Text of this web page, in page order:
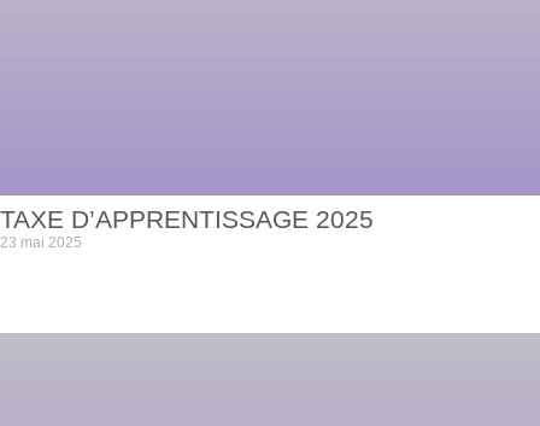
TAXE D’APPRENTISSAGE 2025
23 mai 2025